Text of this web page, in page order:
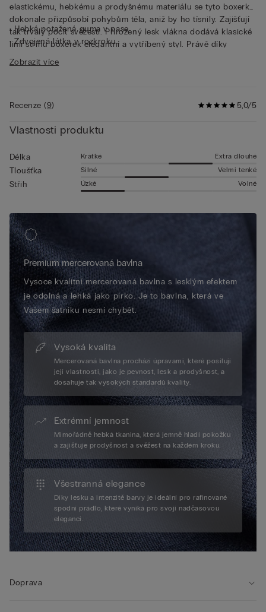
elastickému, hebkému a prodyšnému materiálu se tyto boxerky
dokonale přizpůsobí pohybům těla, aniž by ho tísnily. Zajišťují
tak trvalý pocit svěžesti. Přirozený lesk vlákna dodává klasické
linii střihu boxerek elegantní a vytříbený styl. Právě díky
nadstandardním vlastnostem této tkaniny jsou tyto boxerky
ideální volbou pro ty, kteří nechtějí slevit z bezchybného střihu,
• Hebká potažená guma v pase
• Zdvojená látka v rozkroku
• Obepínají tělo
Zobrazit více
5,0/5
Recenze(9)
Vlastnosti produktu
Délka Krátké Extra dlouhé
Tloušťka Silné Velmi tenké
Střih Úzké Volné
Premium mercerovaná bavlna
Vysoce kvalitní mercerovaná bavlna s lesklým efektem
je odolná a lehká jako pírko. Je to bavlna, která ve
Vašem šatníku nesmí chybět.
Vysoká kvalita
Mercerovaná bavlna prochází úpravami, které posilují
její vlastnosti, jako je pevnost, lesk a prodyšnost, a
dosahuje tak vysokých standardů kvality.
Extrémní jemnost
Mimořádně hebká tkanina, která jemně hladí pokožku
a zajišťuje prodyšnost a svěžest na každém kroku.
Všestranná elegance
Díky lesku a intenzitě barvy je ideální pro rafinované
spodní prádlo, které vyniká pro svoji nadčasovou
eleganci.
Doprava